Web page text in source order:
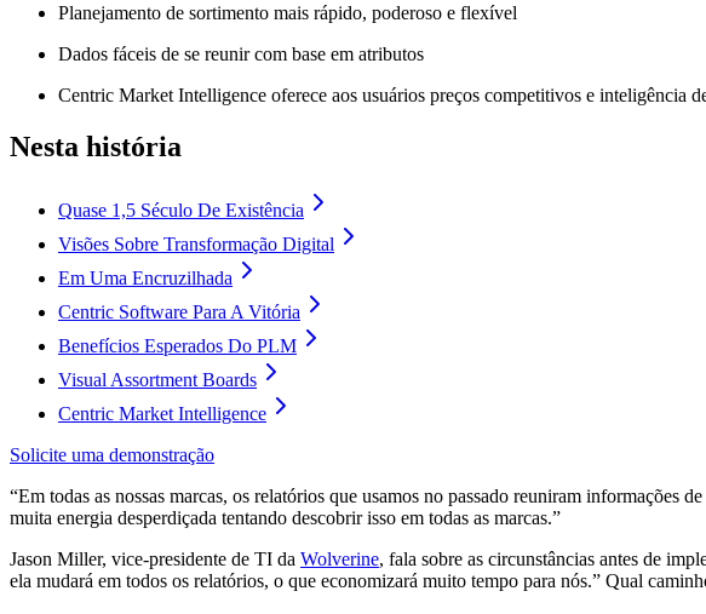
Planejamento de sortimento mais rápido, poderoso e flexível
Dados fáceis de se reunir com base em atributos
Centric Market Intelligence oferece aos usuários preços competitivos e inteligência
Nesta história
Quase 1,5 Século De Existência
Visões Sobre Transformação Digital
Em Uma Encruzilhada
Centric Software Para A Vitória
Benefícios Esperados Do PLM
Visual Assortment Boards
Centric Market Intelligence
Solicite uma demonstração
“Em todas as nossas marcas, os relatórios que usamos no passado reuniram informações
muita energia desperdiçada tentando descobrir isso em todas as marcas.”
Jason Miller, vice-presidente de TI da Wolverine, fala sobre as circunstâncias antes de
ela mudará em todos os relatórios, o que economizará muito tempo para nós.” Qual